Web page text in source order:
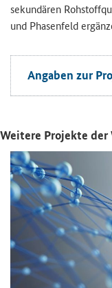
se­kun­dä­ren
und Pha­sen­feld
An­ga­ben zur
Wei­te­re Pro­jek­te der